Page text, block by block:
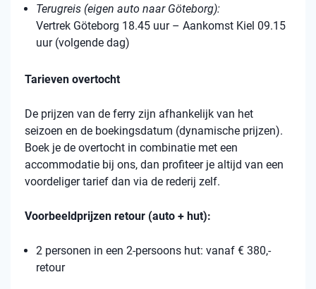
Terugreis (eigen auto naar Göteborg):
Vertrek Göteborg 18.45 uur – Aankomst Kiel 09.15
uur (volgende dag)
Tarieven overtocht
De prijzen van de ferry zijn afhankelijk van het
seizoen en de boekingsdatum (dynamische prijzen).
Boek je de overtocht in combinatie met een
accommodatie bij ons, dan profiteer je altijd van een
voordeliger tarief dan via de rederij zelf.
Voorbeeldprijzen retour (auto + hut):
2 personen in een 2-persoons hut: vanaf € 380,-
retour